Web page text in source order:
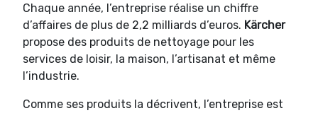
Chaque année, l’entreprise réalise un chiffre
d’affaires de plus de 2,2 milliards d’euros. Kärcher
propose des produits de nettoyage pour les
services de loisir, la maison, l’artisanat et même
l’industrie.
Comme ses produits la décrivent, l’entreprise est